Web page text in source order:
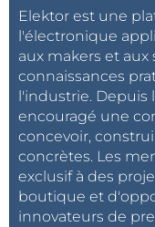
Elektor est une
l'électronique
aux makers et
connaissances
l'industrie. Depuis
encouragé une
concevoir,
concrètes. Les
exclusif à des
boutique et
innovateurs de